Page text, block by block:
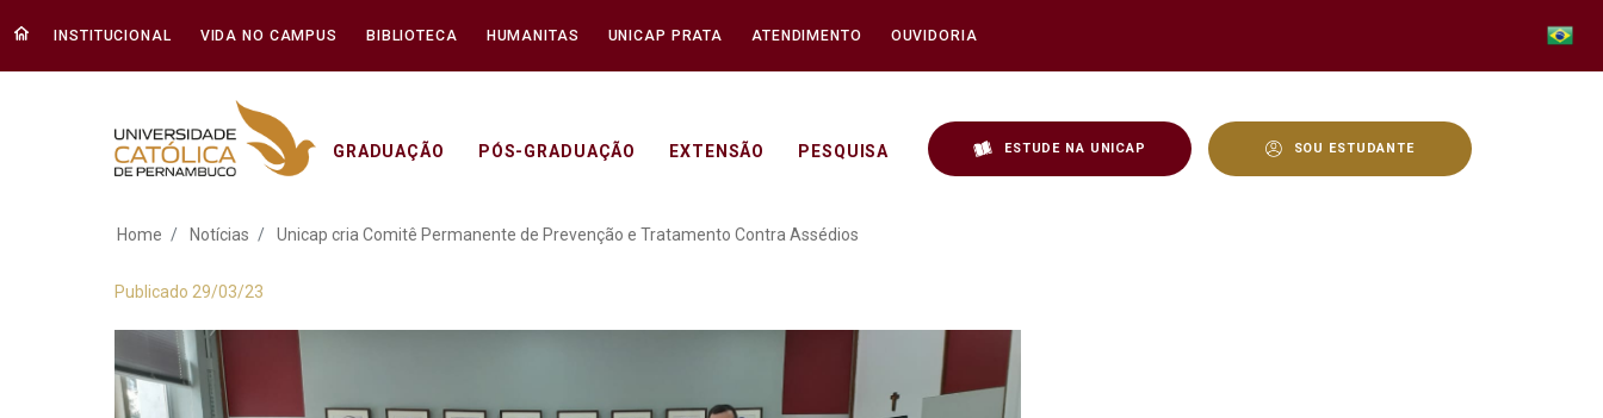
INSTITUCIONAL VIDA NO CAMPUS BIBLIOTECA HUMANITAS UNICAP PRATA ATENDIMENTO OUVIDORIA
GRADUAÇÃO PÓS-GRADUAÇÃO EXTENSÃO PESQUISA ESTUDE NA UNICAP SOU ESTUDANTE
Unicap cria Comitê Permanente de Prevenção e Tratamento Contra
Home Notícias Unicap cria Comitê Permanente de Prevenção e Tratamento Contra Assédios
Publicado 29/03/23